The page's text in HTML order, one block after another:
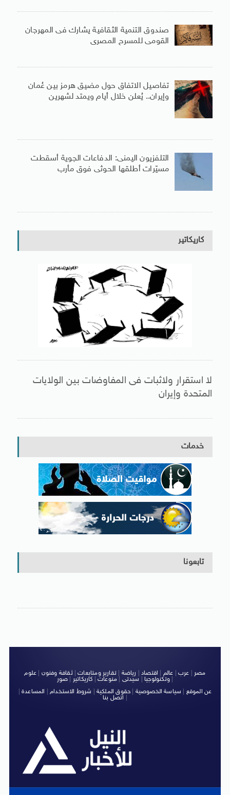
صندوق التنمية الثقافية يشارك فى المهرجان
القومى للمسرح المصرى
تفاصيل الاتفاق حول مضيق هرمز بين عُمان
وإيران.. يُعلن خلال أيام ويمتد لشهرين
التلفزيون اليمنى: الدفاعات الجوية أسقطت
مسيّرات أطلقها الحوثى فوق مأرب
كاريكاتير
لا استقرار ولاثبات فى المفاوضات بين الولايات
المتحدة وإيران
خدمات
تابعونا
مصر عرب عالم اقتصاد رياضة |تقارير ومتابعات|ثقافة وفنون
علوم
وتكنولوجيا| سيدتى منوعات كاريكاتير صور
|
عن الموقع
سياسة الخصوصية حقوق الملكية شروط الاستخدام| المساعدة|
اتصل بنا